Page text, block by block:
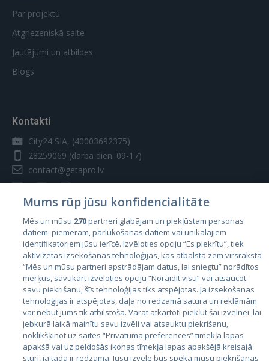
Par projektu
Atgriezeniskā saite
Jautājumi un atbildes
Blogs
Kontakti
City24 SIA, (40003692375)
28259069 (darba dien. 09-17)
contact@getapro.lv
Valstis
Igaunija
Latvija
Lietuva
Mums rūp jūsu konfidencialitāte
Mēs un mūsu 270partneri glabājam un piekļūstam personas
datiem, piemēram, pārlūkošanas datiem vai unikālajiem
identifikatoriem jūsu ierīcē. Izvēloties opciju “Es piekrītu”, tiek
aktivizētas izsekošanas tehnoloģijas, kas atbalsta zem virsraksta
“Mēs un mūsu partneri apstrādājam datus, lai sniegtu” norādītos
mērķus, savukārt izvēloties opciju “Noraidīt visu” vai atsaucot
savu piekrišanu, šīs tehnoloģijas tiks atspējotas. Ja izsekošanas
tehnoloģijas ir atspējotas, daļa no redzamā satura un reklāmām
var nebūt jums tik atbilstoša. Varat atkārtoti piekļūt šai izvēlnei, lai
jebkurā laikā mainītu savu izvēli vai atsauktu piekrišanu,
noklikšķinot uz saites “Privātuma preferences” tīmekļa lapas
apakšā vai uz peldošās ikonas tīmekļa lapas apakšējā kreisajā
stūrī, ja tāda ir redzama. Jūsu izvēle būs spēkā mūsu piekrišanas